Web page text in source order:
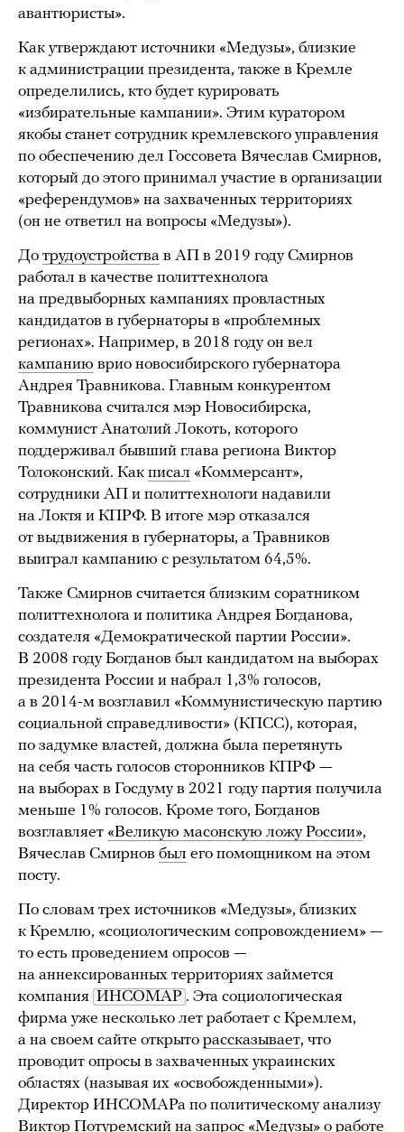
авантюристы».
Как утверждают источники «Медузы», близкие
к администрации президента, также в Кремле
определились, кто будет курировать
«избирательные кампании». Этим куратором
якобы станет сотрудник кремлевского управления
по обеспечению дел Госсовета Вячеслав Смирнов,
который до этого принимал участие в организации
«референдумов» на захваченных территориях
(он не ответил на вопросы «Медузы»).
До трудоустройства в АП в 2019 году Смирнов
работал в качестве политтехнолога
на предвыборных кампаниях провластных
кандидатов в губернаторы в «проблемных
регионах». Например, в 2018 году он вел
кампанию врио новосибирского губернатора
Андрея Травникова. Главным конкурентом
Травникова считался мэр Новосибирска,
коммунист Анатолий Локоть, которого
поддерживал бывший глава региона Виктор
Толоконский. Как писал «Коммерсант»,
сотрудники АП и политтехнологи надавили
на Локтя и КПРФ. В итоге мэр отказался
от выдвижения в губернаторы, а Травников
выиграл кампанию с результатом 64,5%.
Также Смирнов считается близким соратником
политтехнолога и политика Андрея Богданова,
создателя «Демократической партии России».
В 2008 году Богданов был кандидатом на выборах
президента России и набрал 1,3% голосов,
а в 2014-м возглавил «Коммунистическую партию
социальной справедливости» (КПСС), которая,
по задумке властей, должна была перетянуть
на себя часть голосов сторонников КПРФ —
на выборах в Госдуму в 2021 году партия получила
меньше 1% голосов. Кроме того, Богданов
возглавляет «Великую масонскую ложу России»,
Вячеслав Смирнов был его помощником на этом
посту.
По словам трех источников «Медузы», близких
к Кремлю, «социологическим сопровождением» —
то есть проведением опросов —
на аннексированных территориях займется
компания ИНСОМАР . Эта социологическая
фирма уже несколько лет работает с Кремлем,
а на своем сайте открыто рассказывает, что
проводит опросы в захваченных украинских
областях (называя их «освобожденными»).
Директор ИНСОМАРа по политическому анализу
Виктор Потуремский на запрос «Медузы» о работе